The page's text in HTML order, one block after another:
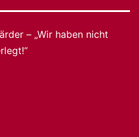
– „Wir haben nicht